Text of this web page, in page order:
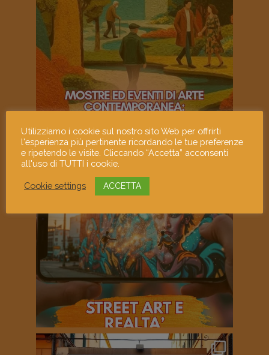
Utilizziamo i cookie sul nostro sito Web per offrirti
l'esperienza più pertinente ricordando le tue preferenze
e ripetendo le visite. Cliccando “Accetta” acconsenti
all'uso di TUTTI i cookie.
Cookie settings ACCETTA